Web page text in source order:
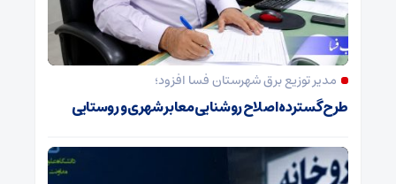
مدیر توزیع برق شهرستان فسا افزود؛
طرح گسترده اصلاح روشنایی معابر شهری و روستایی